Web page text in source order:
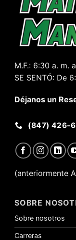
M.F.: 6:30 a. m.
SE SENTÓ: De
Déjanos un
(847) 426-
(anteriormente
SOBRE
Sobre nosotros
Carreras